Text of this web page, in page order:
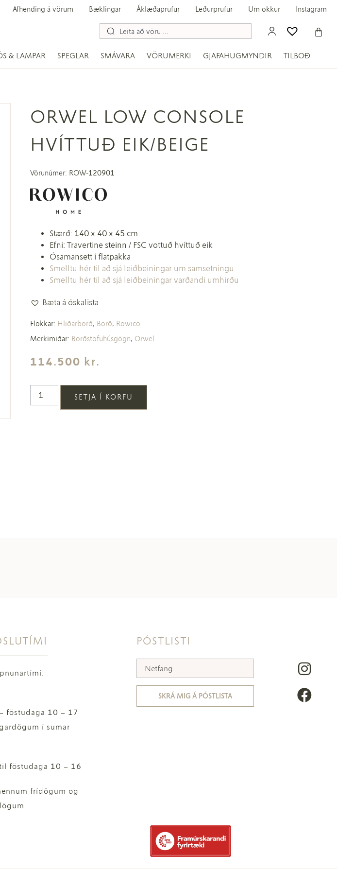
Afhending á vörum Bæklingar Áklæðaprufur Leðurprufur Um okkur Instagram
& LAMPAR SPEGLAR SMÁVARA VÖRUMERKI GJAFAHUGMYNDIR TILBOÐ
ORWEL LOW CONSOLE
HVÍTTUÐ EIK/BEIGE
Vörunúmer: ROW-120901
Stærð: 140 x 40 x 45 cm
Efni: Travertine steinn / FSC vottuð hvíttuð eik
Ósamansett í flatpakka
Smelltu hér til að sjá leiðbeiningar um samsetningu
Smelltu hér til að sjá leiðbeiningar varðandi umhirðu
Bæta á óskalista
Flokkar: Hliðarborð, Borð, Rowico
Merkimiðar: Borðstofuhúsgögn, Orwel
114.500 kr.
SETJA Í KÖRFU
föstudaga 10 – 17
í sumar
föstudaga 10 – 16
frídögum og
PÓSTLISTI
SKRÁ MIG Á PÓSTLISTA